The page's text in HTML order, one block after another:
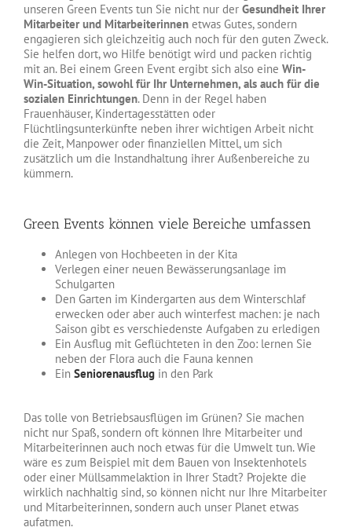
unseren Green Events tun Sie nicht nur der Gesundheit Ihrer
Mitarbeiter und Mitarbeiterinnen etwas Gutes, sondern
engagieren sich gleichzeitig auch noch für den guten Zweck.
Sie helfen dort, wo Hilfe benötigt wird und packen richtig
mit an. Bei einem Green Event ergibt sich also eine Win-
Win-Situation, sowohl für Ihr Unternehmen, als auch für die
sozialen Einrichtungen. Denn in der Regel haben
Frauenhäuser, Kindertagesstätten oder
Flüchtlingsunterkünfte neben ihrer wichtigen Arbeit nicht
die Zeit, Manpower oder finanziellen Mittel, um sich
zusätzlich um die Instandhaltung ihrer Außenbereiche zu
kümmern.
Green Events können viele Bereiche umfassen
Anlegen von Hochbeeten in der Kita
Verlegen einer neuen Bewässerungsanlage im
Schulgarten
Den Garten im Kindergarten aus dem Winterschlaf
erwecken oder aber auch winterfest machen: je nach
Saison gibt es verschiedenste Aufgaben zu erledigen
Ein Ausflug mit Geflüchteten in den Zoo: lernen Sie
neben der Flora auch die Fauna kennen
Ein Seniorenausflug in den Park
Das tolle von Betriebsausflügen im Grünen? Sie machen
nicht nur Spaß, sondern oft können Ihre Mitarbeiter und
Mitarbeiterinnen auch noch etwas für die Umwelt tun. Wie
wäre es zum Beispiel mit dem Bauen von Insektenhotels
oder einer Müllsammelaktion in Ihrer Stadt? Projekte die
wirklich nachhaltig sind, so können nicht nur Ihre Mitarbeiter
und Mitarbeiterinnen, sondern auch unser Planet etwas
aufatmen.